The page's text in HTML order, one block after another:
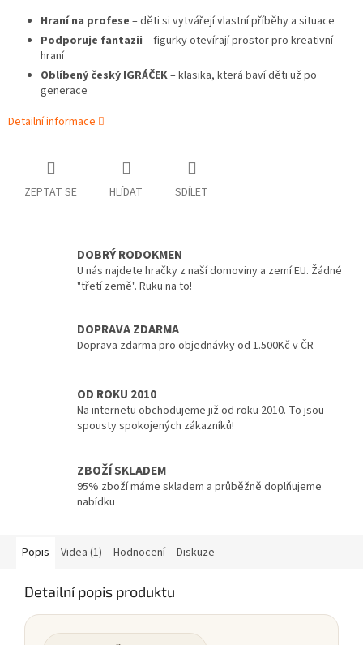
Hraní na profese – děti si vytvářejí vlastní příběhy a situace
Podporuje fantazii – figurky otevírají prostor pro kreativní
hraní
Oblíbený český IGRÁČEK– klasika, která baví děti už po
generace
Detailní informace
ZEPTAT SE HLÍDAT SDÍLET
DOBRÝ RODOKMEN
U nás najdete hračky z naší domoviny a zemí EU. Žádné
"třetí země". Ruku na to!
DOPRAVA ZDARMA
Doprava zdarma pro objednávky od 1.500Kč v ČR
OD ROKU 2010
Na internetu obchodujeme již od roku 2010. To jsou
spousty spokojených zákazníků!
ZBOŽÍ SKLADEM
95% zboží máme skladem a průběžně doplňujeme
nabídku
Popis Videa (1) Hodnocení Diskuze
Detailní popis produktu